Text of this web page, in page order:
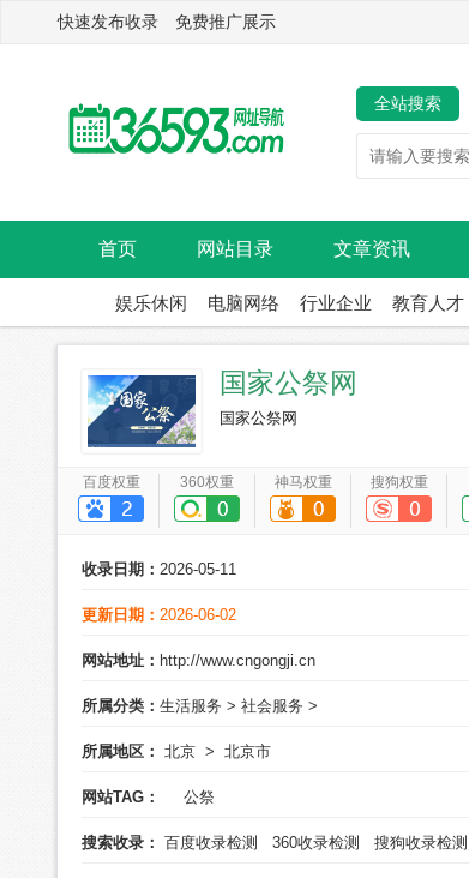
快速发布收录 免费推广展示
全站搜索
首页 网站目录 文章资讯
娱乐休闲 电脑网络 行业企业 教育人才
国家公祭网
国家公祭网
百度权重 360权重 神马权重 搜狗权重
收录日期： 2026-05-11
更新日期： 2026-06-02
网站地址： http://www.cngongji.cn
所属分类： 生活服务 > 社会服务 >
所属地区： 北京 > 北京市
网站TAG： 公祭
搜索收录： 百度收录检测 360收录检测 搜狗收录检测